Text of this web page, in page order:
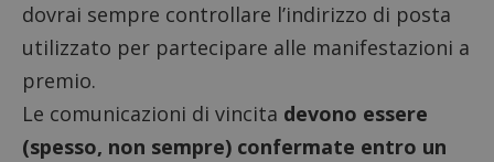
dovrai sempre controllare l’indirizzo di posta
utilizzato per partecipare alle manifestazioni a
premio.
Le comunicazioni di vincita devono essere
(spesso, non sempre) confermate entro un